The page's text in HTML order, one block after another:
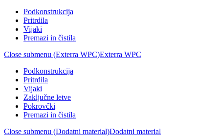
Podkonstrukcija
Pritrdila
Vijaki
Premazi in čistila
Close submenu (Exterra WPC)Exterra WPC
Podkonstrukcija
Pritrdila
Vijaki
Zaključne letve
Pokrovčki
Premazi in čistila
Close submenu (Dodatni material)Dodatni material